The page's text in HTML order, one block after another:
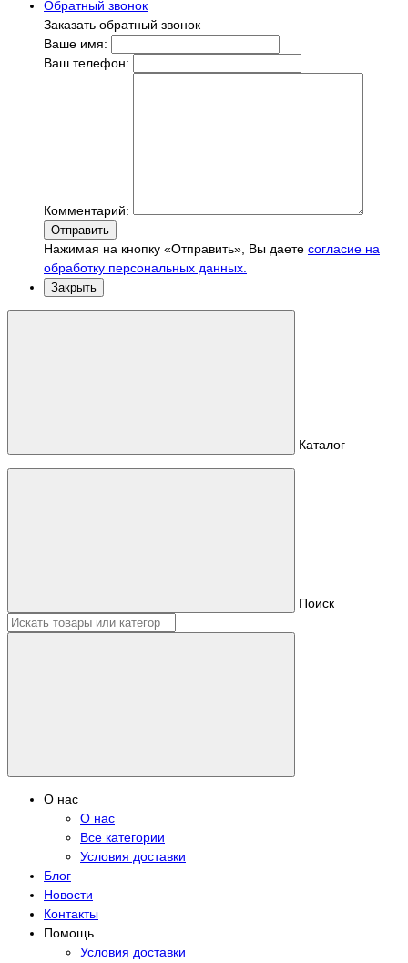
Обратный звонок
Заказать обратный звонок
Ваше имя:
Ваш телефон:
Комментарий:
Отправить
Нажимая на кнопку «Отправить», Вы даете согласие на
обработку персональных данных.
Закрыть
Каталог
Поиск
О нас
О нас
Все категории
Условия доставки
Блог
Новости
Контакты
Помощь
Условия доставки